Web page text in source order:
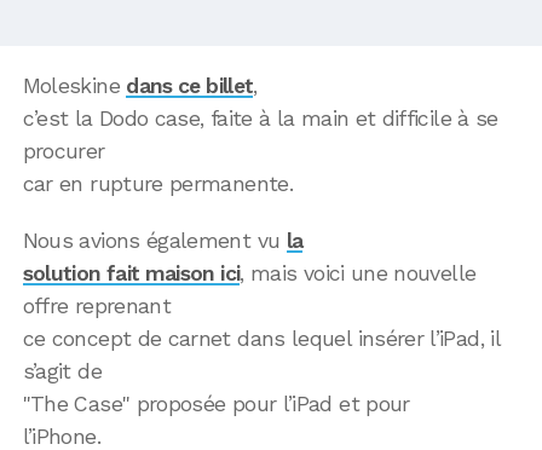
Moleskine dans ce billet,
c’est la Dodo case, faite à la main et difficile à se
procurer
car en rupture permanente.
Nous avions également vu la
solution fait maison ici, mais voici une nouvelle
offre reprenant
ce concept de carnet dans lequel insérer l’iPad, il
s’agit de
"The Case" proposée pour l’iPad et pour
l’iPhone.